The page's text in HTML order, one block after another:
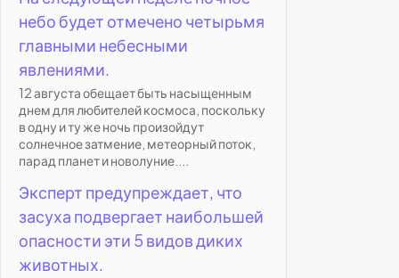
небо будет отмечено четырьмя
главными небесными
явлениями.
12 августа обещает быть насыщенным
днем для любителей космоса, поскольку
в одну и ту же ночь произойдут
солнечное затмение, метеорный поток,
парад планет и новолуние....
Эксперт предупреждает, что
засуха подвергает наибольшей
опасности эти 5 видов диких
животных.